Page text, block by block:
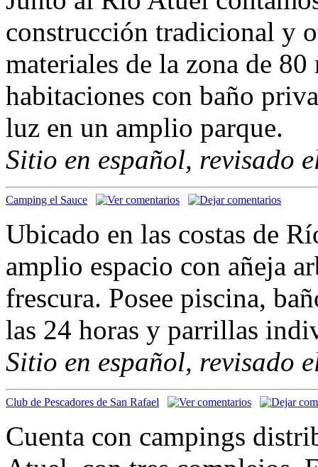
construcción tradicional y
materiales de la zona de
habitaciones con baño
luz en un amplio parque.
Sitio en español, revisado
Camping el Sauce
Ubicado en las costas de
amplio espacio con añeja
frescura. Posee piscina,
las 24 horas y parrillas
Sitio en español, revisado
Club de Pescadores de San Rafael
Cuenta con campings